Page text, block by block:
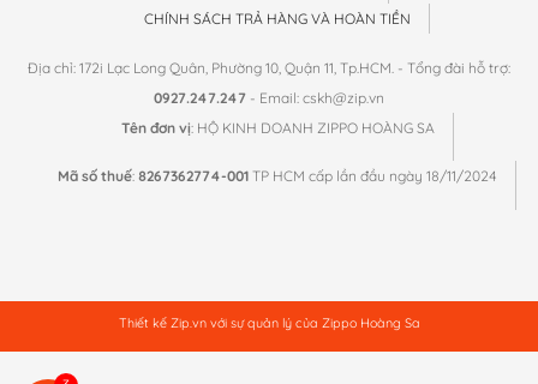
CHÍNH SÁCH TRẢ HÀNG VÀ HOÀN TIỀN
Địa chỉ: 172i Lạc Long Quân, Phường 10, Quận 11, Tp.HCM. - Tổng đài hỗ trợ:
0927.247.247 - Email: cskh@zip.vn
Tên đơn vị: HỘ KINH DOANH ZIPPO HOÀNG SA
Mã số thuế:8267362774-001TP HCM cấp lần đầu ngày 18/11/2024
Thiết kế Zip.vn với sự quản lý của Zippo Hoàng Sa